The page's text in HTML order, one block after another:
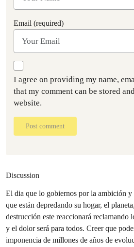
Email (required)
I agree on providing my name,
that my comment can be stored
website.
Post comment
Discussion
El dia que lo gobiernos por la ambición y
que están depredando su hogar, el
destrucción este reaccionará reclamando
y el dolor será para todos. Creer que
imponencia de millones de años de